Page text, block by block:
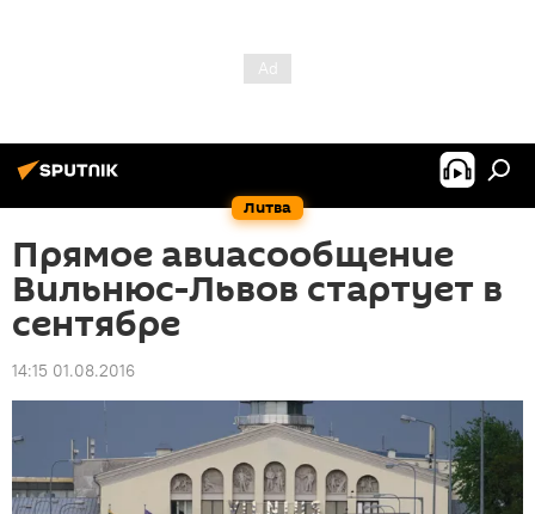
Литва
Прямое авиасообщение
Вильнюс-Львов стартует в
сентябре
14:15 01.08.2016